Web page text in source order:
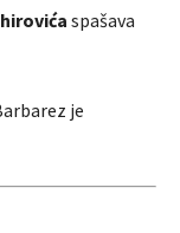
spašava
je